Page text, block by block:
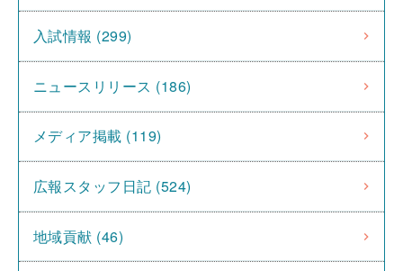
入試情報 (299)
ニュースリリース (186)
メディア掲載 (119)
広報スタッフ日記 (524)
地域貢献 (46)